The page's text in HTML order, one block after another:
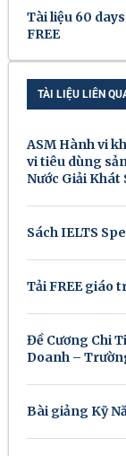
Tài liệu 60
FREE
TÀI LIỆU LIÊN
ASM Hành vi
vi tiêu dùng
Nước Giải
Sách IELTS
Tải FREE giáo
Đề Cương Chi
Doanh –
Bài giảng Kỹ